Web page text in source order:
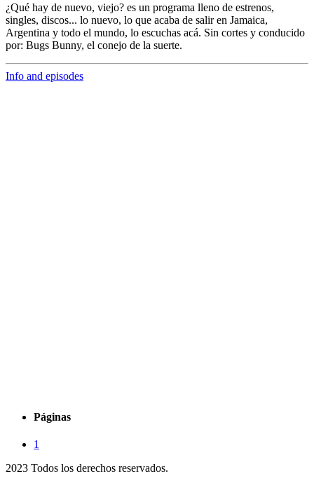
¿Qué hay de nuevo, viejo? es un programa lleno de estrenos,
singles, discos... lo nuevo, lo que acaba de salir en Jamaica,
Argentina y todo el mundo, lo escuchas acá. Sin cortes y conducido
por: Bugs Bunny, el conejo de la suerte.
Info and episodes
Páginas
1
2023 Todos los derechos reservados.